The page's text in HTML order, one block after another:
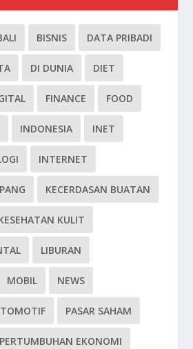
BISNIS DATA PRIBADI
DI DUNIA DIET
FINANCE FOOD
INDONESIA INET
INTERNET
KECERDASAN BUATAN
KULIT
LIBURAN
MOBIL NEWS
PASAR SAHAM
PERTUMBUHAN EKONOMI